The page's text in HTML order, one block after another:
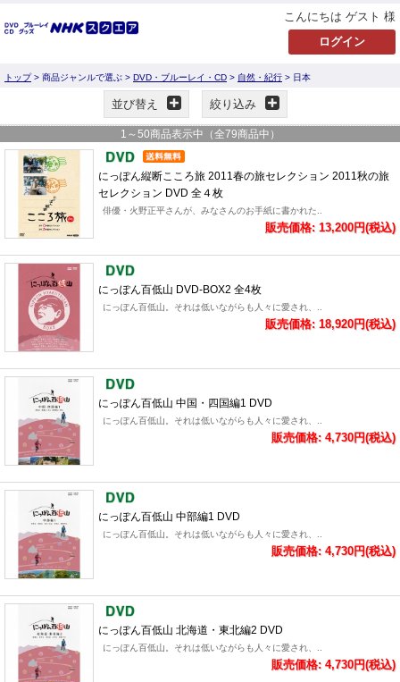
こんにちは ゲスト 様
トップ> 商品ジャンルで選ぶ > DVD・ブルーレイ・CD > 自然・紀行 > 日本
並び替え 絞り込み
1 ～ 50商品表示中（全79商品中）
にっぽん縦断こころ旅 2011春の旅セレクション 2011秋の旅
セレクション DVD 全４枚
俳優・火野正平さんが、みなさんのお手紙に書かれた..
販売価格: 13,200円(税込)
にっぽん百低山 DVD-BOX2 全4枚
にっぽん百低山。それは低いながらも人々に愛され、..
販売価格: 18,920円(税込)
にっぽん百低山 中国・四国編1 DVD
にっぽん百低山。それは低いながらも人々に愛され、..
販売価格: 4,730円(税込)
にっぽん百低山 中部編1 DVD
にっぽん百低山。それは低いながらも人々に愛され、..
販売価格: 4,730円(税込)
にっぽん百低山 北海道・東北編2 DVD
にっぽん百低山。それは低いながらも人々に愛され、..
販売価格: 4,730円(税込)